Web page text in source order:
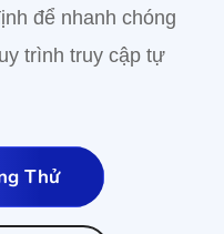
để nhanh chóng
trình truy cập tự
Thử